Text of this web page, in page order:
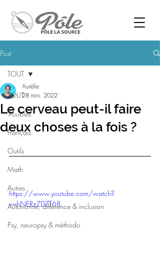
Post
TOUT
Troubles
Français
Outils
Math
Autres
Autonomie, différence & inclusion
Psy, neuropsy & méthodo
TOUT
Le cerveau peut-il faire
deux choses à la fois ?
Aurélie
28 nov. 2022
https://www.youtube.com/watch?
v=hNERzZDZT68